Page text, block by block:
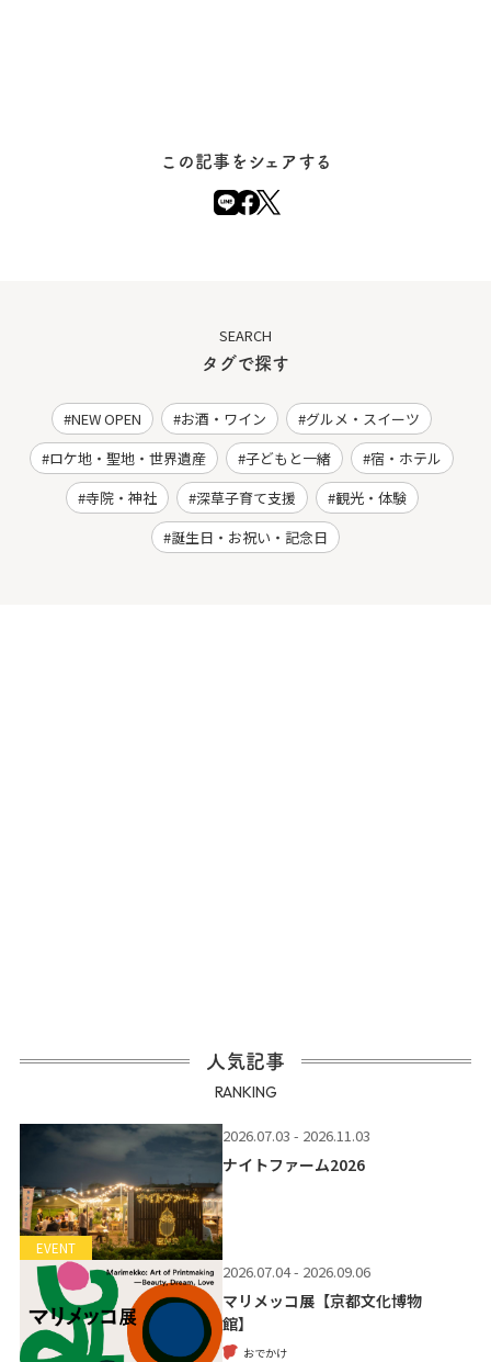
この記事をシェアする
SEARCH
タグで探す
NEW OPEN お酒・ワイン
グルメ・スイーツ
ロケ地・聖地・世界遺産
子どもと一緒
宿・ホテル
寺院・神社
深草子育て支援
観光・体験
誕生日・お祝い・記念日
人気記事
RANKING
EVENT
2026.07.03 - 2026.11.03
ナイトファーム2026
2026.07.04 - 2026.09.06
マリメッコ展【京都文化博物
館】
おでかけ